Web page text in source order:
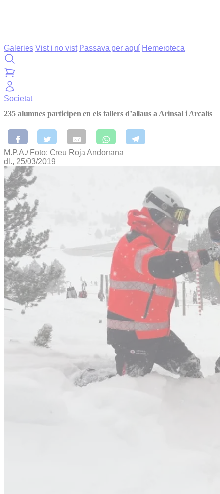
Galeries Vist i no vist Passava per aquí Hemeroteca
Societat
235 alumnes participen en els tallers d’allaus a Arinsal i Arcalís
M.P.A./ Foto: Creu Roja Andorrana
dl., 25/03/2019